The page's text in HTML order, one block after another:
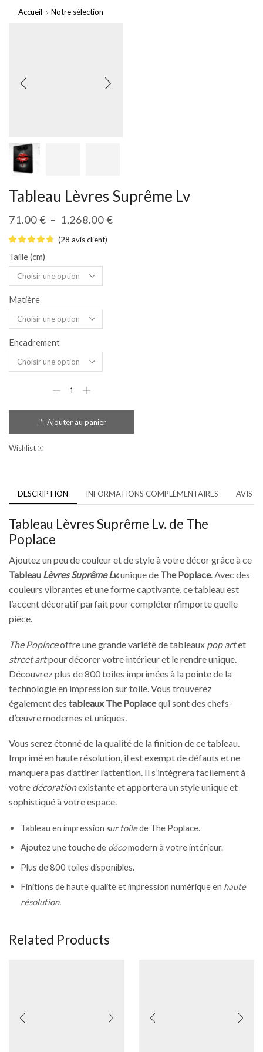
Accueil Notre sélection
Tableau Lèvres Suprême Lv
71.00€ – 1,268.00€
(28 avis client)
Taille (cm)
Matière
Encadrement
Ajouter au panier
Wishlist
DESCRIPTION INFORMATIONS COMPLÉMENTAIRES AVIS
Tableau Lèvres Suprême Lv. de The
Poplace
Ajoutez un peu de couleur et de style à votre décor grâce à ce
Tableau Lèvres Suprême Lv.unique de The Poplace. Avec des
couleurs vibrantes et une forme captivante, ce tableau est
l’accent décoratif parfait pour compléter n’importe quelle
pièce.
The Poplaceoffre une grande variété de tableaux pop artet
street artpour décorer votre intérieur et le rendre unique.
Découvrez plus de 800 toiles imprimées à la pointe de la
technologie en impression sur toile. Vous trouverez
également des tableaux The Poplacequi sont des chefs-
d’œuvre modernes et uniques.
Vous serez étonné de la qualité de la finition de ce tableau.
Imprimé en haute résolution, il est exempt de défauts et ne
manquera pas d’attirer l’attention. Il s’intégrera facilement à
votre décorationexistante et apportera un style unique et
sophistiqué à votre espace.
Tableau en impression sur toilede The Poplace.
Ajoutez une touche de décomodern à votre intérieur.
Plus de 800 toiles disponibles.
Finitions de haute qualité et impression numérique en haute
résolution.
Related Products